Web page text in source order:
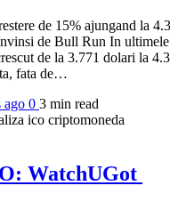
de 15% ajungand la
de Bull Run In
de la 3.771 dolari la
fata de…
ago 0 3 min read
WatchUGot